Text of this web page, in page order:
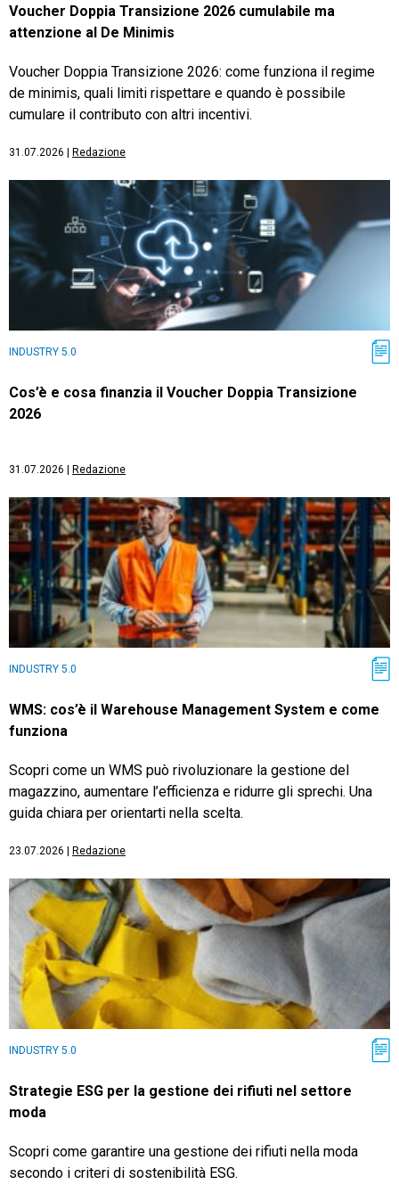
Voucher Doppia Transizione 2026 cumulabile ma
attenzione al De Minimis
Voucher Doppia Transizione 2026: come funziona il regime
de minimis, quali limiti rispettare e quando è possibile
cumulare il contributo con altri incentivi.
31.07.2026 Redazione
INDUSTRY 5.0
Cos’è e cosa finanzia il Voucher Doppia Transizione
2026
31.07.2026 Redazione
INDUSTRY 5.0
WMS: cos’è il Warehouse Management System e come
funziona
Scopri come un WMS può rivoluzionare la gestione del
magazzino, aumentare l’efficienza e ridurre gli sprechi. Una
guida chiara per orientarti nella scelta.
23.07.2026 Redazione
INDUSTRY 5.0
Strategie ESG per la gestione dei rifiuti nel settore
moda
Scopri come garantire una gestione dei rifiuti nella moda
secondo i criteri di sostenibilità ESG.